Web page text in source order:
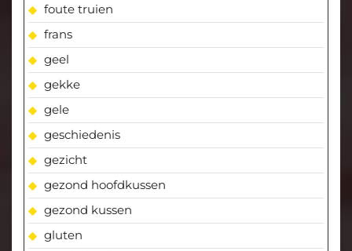
foute truien
frans
geel
gekke
gele
geschiedenis
gezicht
gezond hoofdkussen
gezond kussen
gluten